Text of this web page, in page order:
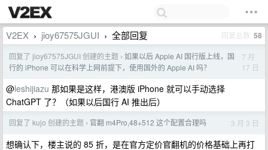
V2EX › jioy67575JGUI › 全部回复 回复总数 58
回复了 jioy67575JGUI 创建的主题 › 如果以后 Apple AI 国行版上线，国
行的 iPhone 可以在科学上网前提下，使用国外的 Apple AI 吗？
7 月
17 日
@leshijiazu 那如果是这样，港澳版 iPhone 就可以手动选择
ChatGPT 了？（如果以后国行 AI 推出后）
回复了 kujo 创建的主题 › 官翻 m4Pro,48+512 这个配置合理吗 3 月 3 日
想确认下，楼主说的 85 折，是在官方定价官翻机的价格基础上再打